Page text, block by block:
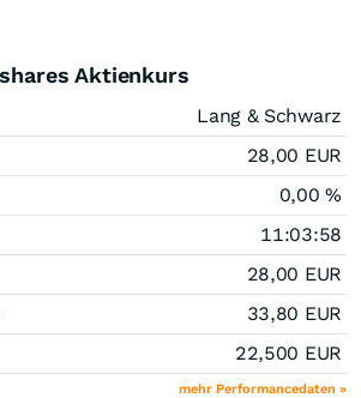
Aktienkurs
Lang & Schwarz
28,00 EUR
0,00%
11:03:58
28,00 EUR
33,80 EUR
22,500 EUR
mehr Performancedaten »